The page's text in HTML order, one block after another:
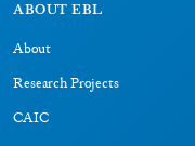
ABOUT EBL
About
Research Projects
CAIC